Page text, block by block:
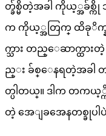
တ္ခ်စ္မိတဲ့အခါ ကိုယ့္အခ်
က ကိုယ့္အတြက္ ထိခုိက္န
က္သား တည္ေဆာက္ထား
ည္း ခ်စ္ေနရတဲ့အခါ
တ္ပါတယ္။ ဒါက တကယ့္
တဲ့ အေျခအေနတစ္ခုပါပဲ